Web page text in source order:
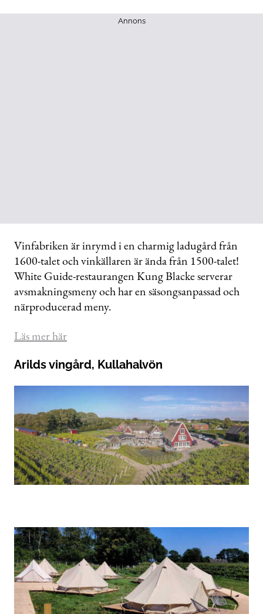
Annons
Vinfabriken är inrymd i en charmig ladugård från
1600-talet och vinkällaren är ända från 1500-talet!
White Guide-restaurangen Kung Blacke serverar
avsmakningsmeny och har en säsongsanpassad och
närproducerad meny.
Läs mer här
Arilds vingård, Kullahalvön